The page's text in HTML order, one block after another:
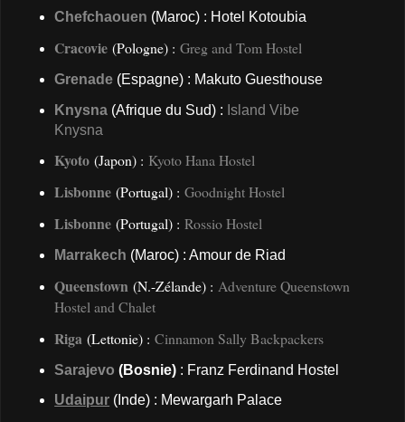
Chefchaouen (Maroc) : Hotel Kotoubia
Cracovie (Pologne) :Greg and Tom Hostel
Grenade (Espagne) : Makuto Guesthouse
Knysna (Afrique du Sud) : Island Vibe
Knysna
Kyoto (Japon) : Kyoto Hana Hostel
Lisbonne (Portugal) :Goodnight Hostel
Lisbonne (Portugal) :Rossio Hostel
Marrakech (Maroc) : Amour de Riad
Queenstown (N.-Zélande) : Adventure Queenstown
Hostel and Chalet
Riga (Lettonie) :Cinnamon Sally Backpackers
Sarajevo (Bosnie) : Franz Ferdinand Hostel
Udaipur (Inde) : Mewargarh Palace